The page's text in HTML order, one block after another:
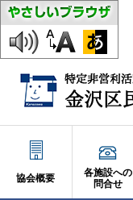
協会概要
各施設への
問合せ